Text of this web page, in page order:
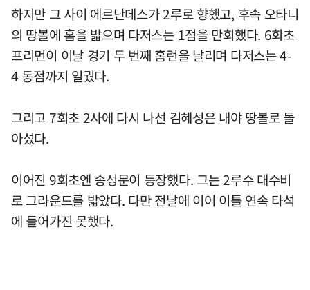
하지만 그 사이 에르난데스가 2루로 향했고, 후속 오타니
의 땅볼에 홈을 밟으며 다저스는 1점을 만회했다. 6회초
프리먼이 이날 경기 두 번째 홈런을 날리며 다저스는 4-
4 동점까지 일궜다.
그리고 7회초 2사에 다시 나선 김혜성은 내야 땅볼로 돌
아섰다.
이어진 9회초엔 송성문이 등장했다. 그는 2루수 대수비
로 그라운드를 밟았다. 다만 전날에 이어 이틀 연속 타석
에 들어가진 못했다.